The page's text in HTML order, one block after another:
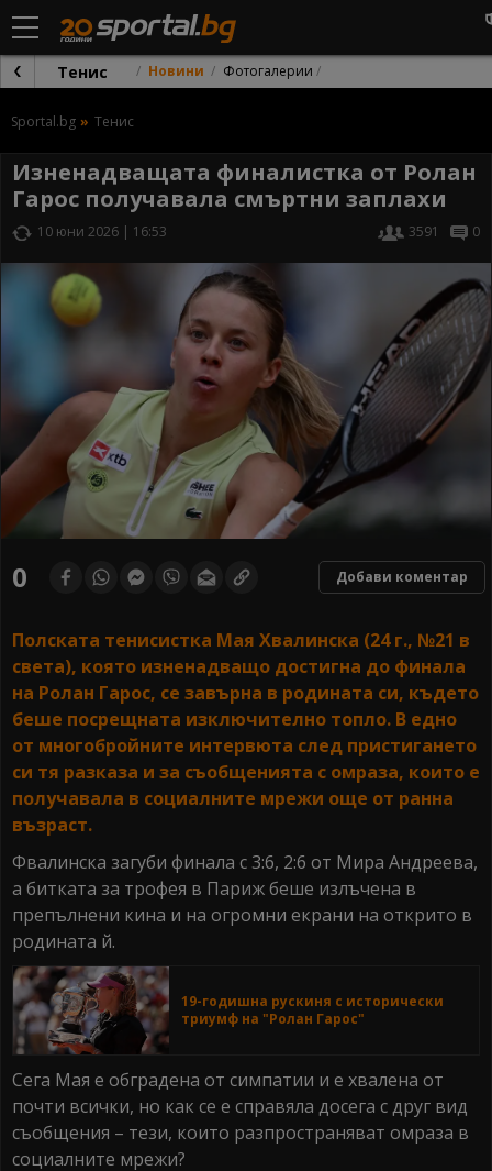
Тенис Новини Фотогалерии
Sportal.bg Тенис
Изненадващата финалистка от Ролан
Гарос получавала смъртни заплахи
10 юни 2026 | 16:53 3591 0
0 Добави коментар
Полската тенисистка Мая Хвалинска (24 г., №21 в
света), която изненадващо достигна до финала
на Ролан Гарос, се завърна в родината си, където
беше посрещната изключително топло. В едно
от многобройните интервюта след пристигането
си тя разказа и за съобщенията с омраза, които е
получавала в социалните мрежи още от ранна
възраст.
Фвалинска загуби финала с 3:6, 2:6 от Мира Андреева,
а битката за трофея в Париж беше излъчена в
препълнени кина и на огромни екрани на открито в
родината й.
19-годишна рускиня с исторически
триумф на "Ролан Гарос"
Сега Мая е обградена от симпатии и е хвалена от
почти всички, но как се е справяла досега с друг вид
съобщения – тези, които разпространяват омраза в
социалните мрежи?